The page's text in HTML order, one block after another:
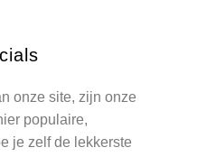
onze site, zijn onze
populaire,
je zelf de lekkerste